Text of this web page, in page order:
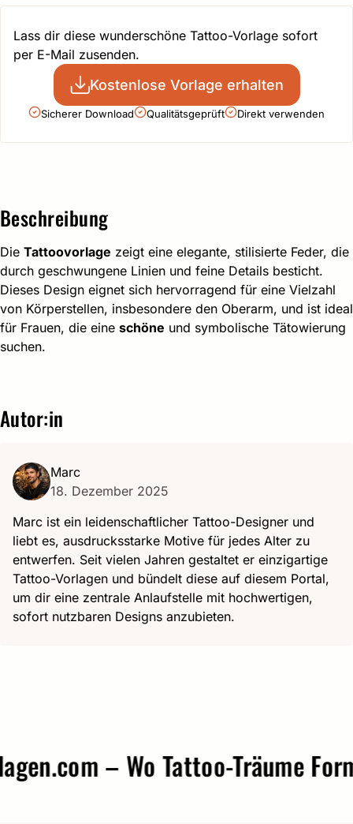
Lass dir diese wunderschöne Tattoo-Vorlage sofort
per E-Mail zusenden.
Kostenlose Vorlage erhalten
Sicherer Download Qualitätsgeprüft Direkt verwenden
Beschreibung
Die Tattoovorlage zeigt eine elegante, stilisierte Feder, die
durch geschwungene Linien und feine Details besticht.
Dieses Design eignet sich hervorragend für eine Vielzahl
von Körperstellen, insbesondere den Oberarm, und ist ideal
für Frauen, die eine schöne und symbolische Tätowierung
suchen.
Autor:in
Marc
18. Dezember 2025
Marc ist ein leidenschaftlicher Tattoo-Designer und
liebt es, ausdrucksstarke Motive für jedes Alter zu
entwerfen. Seit vielen Jahren gestaltet er einzigartige
Tattoo-Vorlagen und bündelt diese auf diesem Portal,
um dir eine zentrale Anlaufstelle mit hochwertigen,
sofort nutzbaren Designs anzubieten.
– Wo Tattoo-Träume Form